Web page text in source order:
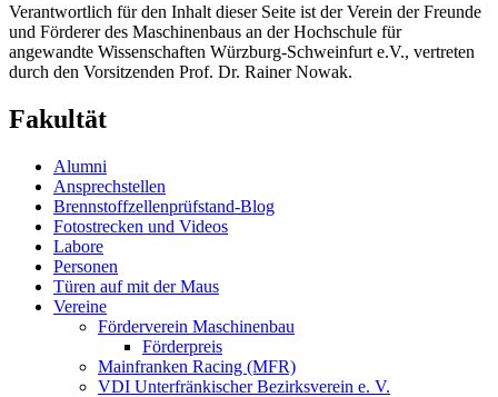
Verantwortlich für den Inhalt dieser Seite ist der Verein der Freunde
und Förderer des Maschinenbaus an der Hochschule für
angewandte Wissenschaften Würzburg-Schweinfurt e.V., vertreten
durch den Vorsitzenden Prof. Dr. Rainer Nowak.
Fakultät
Alumni
Ansprechstellen
Brennstoffzellenprüfstand-Blog
Fotostrecken und Videos
Labore
Personen
Türen auf mit der Maus
Vereine
Förderverein Maschinenbau
Förderpreis
Mainfranken Racing (MFR)
VDI Unterfränkischer Bezirksverein e. V.